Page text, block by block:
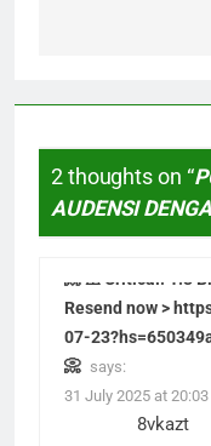
2 thoughts on “
AUDENSI
📀 ⚠️ Critical: 1.3
Resend now >
07-
📀 says:
31 July 2025 at 20:03
8vkazt